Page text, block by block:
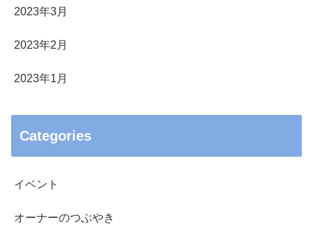
2023年3月
2023年2月
2023年1月
Categories
イベント
オーナーのつぶやき